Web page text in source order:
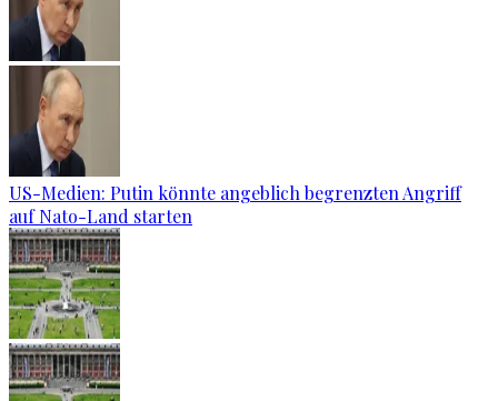
US-Medien: Putin könnte angeblich begrenzten Angriff
auf Nato-Land starten